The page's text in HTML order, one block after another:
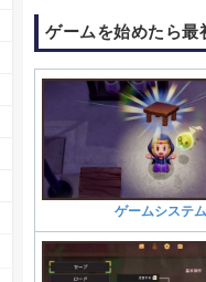
ゲームを始めたら最
ゲームシステム